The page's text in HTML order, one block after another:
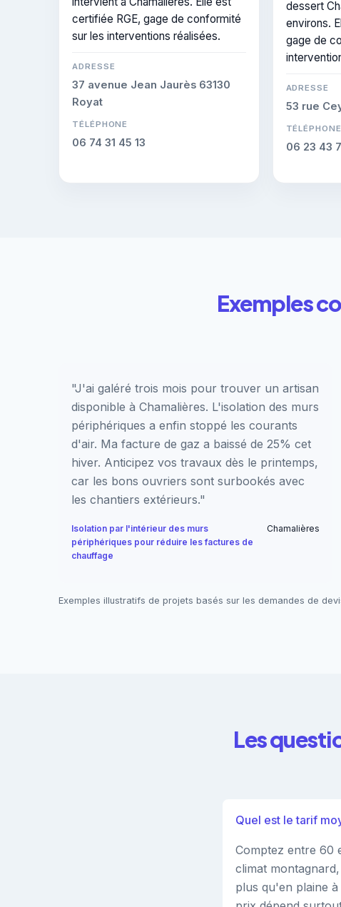
certifiée RGE, gage de conformité
sur les interventions réalisées.
ADRESSE
37 avenue Jean Jaurès 63130
Royat
TÉLÉPHONE
06 74 31 45 13
dessert
environs.
gage de
ADRESSE
53 rue
TÉLÉPHONE
06 23 43
Exemples
"J'ai galéré trois mois pour trouver un artisan
disponible à Chamalières. L'isolation des murs
périphériques a enfin stoppé les courants
d'air. Ma facture de gaz a baissé de 25% cet
hiver. Anticipez vos travaux dès le printemps,
car les bons ouvriers sont surbookés avec
les chantiers extérieurs."
Isolation par l'intérieur des murs
périphériques pour réduire les factures de
chauffage
Chamalières
Exemples illustratifs de projets basés sur les demandes de
Les
Quel est le tarif
Comptez entre 60
climat
plus qu'en plaine